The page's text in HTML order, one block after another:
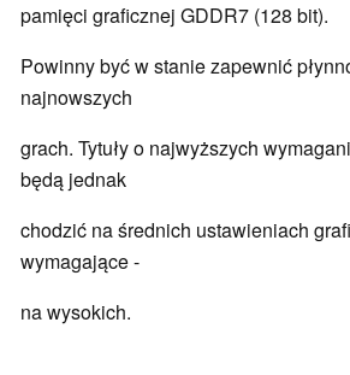
pamięci graficznej GDDR7 (128 bit).
Powinny być w stanie zapewnić
najnowszych
grach. Tytuły o najwyższych
będą jednak
chodzić na średnich ustawieniach
wymagające -
na wysokich.